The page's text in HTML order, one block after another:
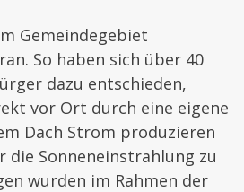
Gemeindegebiet
So haben sich über 40
dazu entschieden,
vor Ort durch eine eigene
Dach Strom produzieren
die Sonneneinstrahlung zu
wurden im Rahmen der